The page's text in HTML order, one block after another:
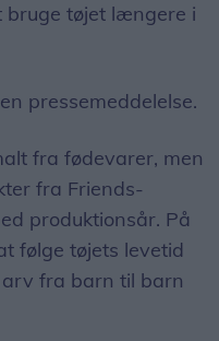
bruge tøjet længere i
pressemeddelelse.
fra fødevarer, men
fra Friends-
produktionsår. På
følge tøjets levetid
fra barn til barn